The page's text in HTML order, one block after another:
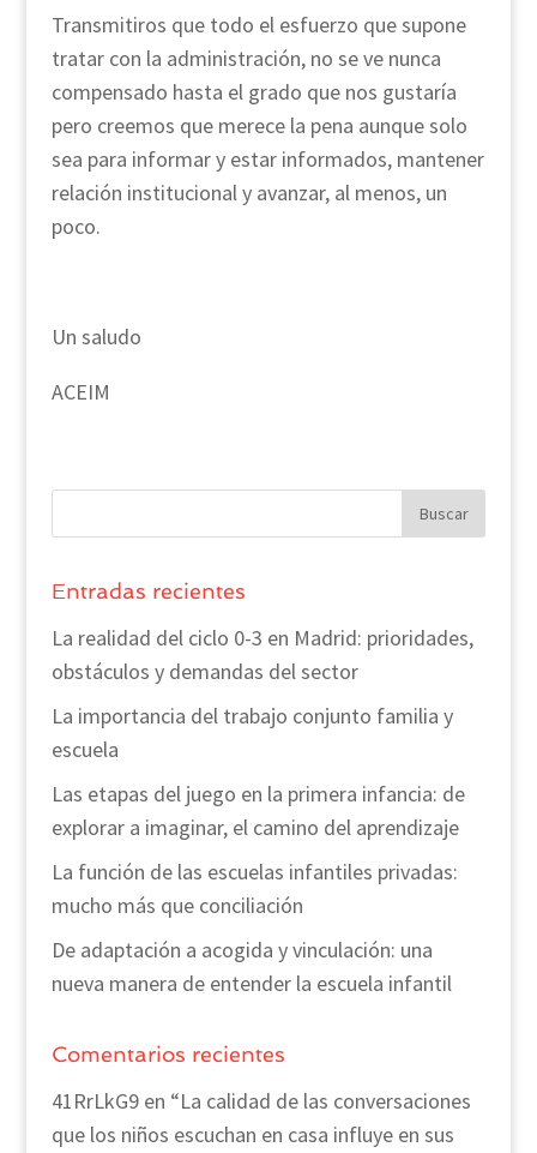
Transmitiros que todo el esfuerzo que supone
tratar con la administración, no se ve nunca
compensado hasta el grado que nos gustaría
pero creemos que merece la pena aunque solo
sea para informar y estar informados, mantener
relación institucional y avanzar, al menos, un
poco.
Un saludo
ACEIM
Entradas recientes
La realidad del ciclo 0-3 en Madrid: prioridades,
obstáculos y demandas del sector
La importancia del trabajo conjunto familia y
escuela
Las etapas del juego en la primera infancia: de
explorar a imaginar, el camino del aprendizaje
La función de las escuelas infantiles privadas:
mucho más que conciliación
De adaptación a acogida y vinculación: una
nueva manera de entender la escuela infantil
Comentarios recientes
41RrLkG9en “La calidad de las conversaciones
que los niños escuchan en casa influye en sus